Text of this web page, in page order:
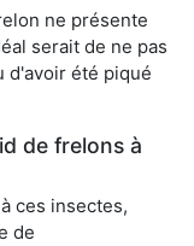
ne présente
serait de ne pas
d'avoir été piqué
de frelons à
ces insectes,
de